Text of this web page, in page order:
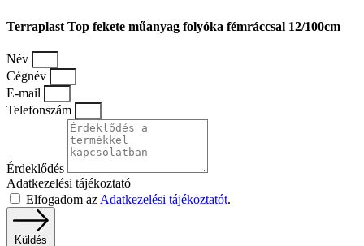
Terraplast Top fekete műanyag folyóka fémráccsal 12/100cm
Név
Cégnév
E-mail
Telefonszám
Érdeklődés
Adatkezelési tájékoztató
Elfogadom az Adatkezelési tájékoztatót.
Küldés